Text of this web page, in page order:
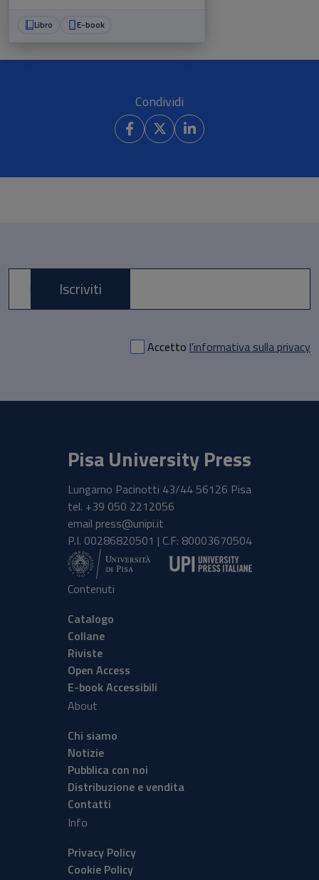
Libro E-book
Condividi
E-mail *
Accetto l'informativa sulla privacy
Iscriviti
Pisa University Press
Lungarno Pacinotti 43/44 56126 Pisa
tel. +39 050 2212056
email press@unipi.it
P.I. 00286820501 | C.F: 80003670504
Contenuti
Catalogo
Collane
Riviste
Open Access
E-book Accessibili
About
Chi siamo
Notizie
Pubblica con noi
Distribuzione e vendita
Contatti
Info
Privacy Policy
Cookie Policy